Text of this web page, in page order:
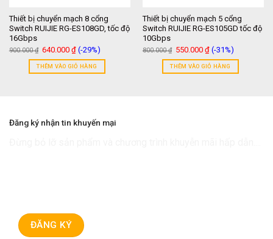
Thiết bị chuyển mạch 8 cổng
Switch RUIJIE RG-ES108GD, tốc độ
16Gbps
900.000₫ Giá
gốc
là:
900.000 ₫.
640.000₫Giá
hiện
tại
là:
640.000 ₫.
(-29%)
THÊM VÀO GIỎ HÀNG
Thiết bị chuyển mạch 5 cổng
Switch RUIJIE RG-ES105GD tốc độ
10Gbps
800.000₫ Giá
gốc
là:
800.000 ₫.
550.000₫Giá
hiện
tại
là:
550.000 ₫.
(-31%)
THÊM VÀO GIỎ HÀNG
Đăng ký nhận tin khuyến mại